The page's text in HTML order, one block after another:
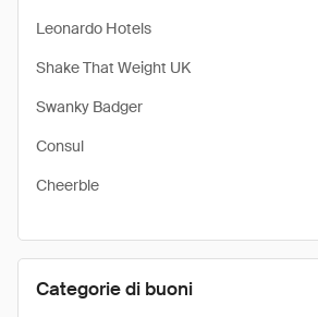
Leonardo Hotels
Shake That Weight UK
Swanky Badger
Consul
Cheerble
Categorie di buoni